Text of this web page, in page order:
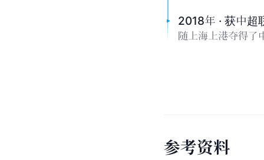
2018年 · 获中超
随上海上港夺得了
参考资料